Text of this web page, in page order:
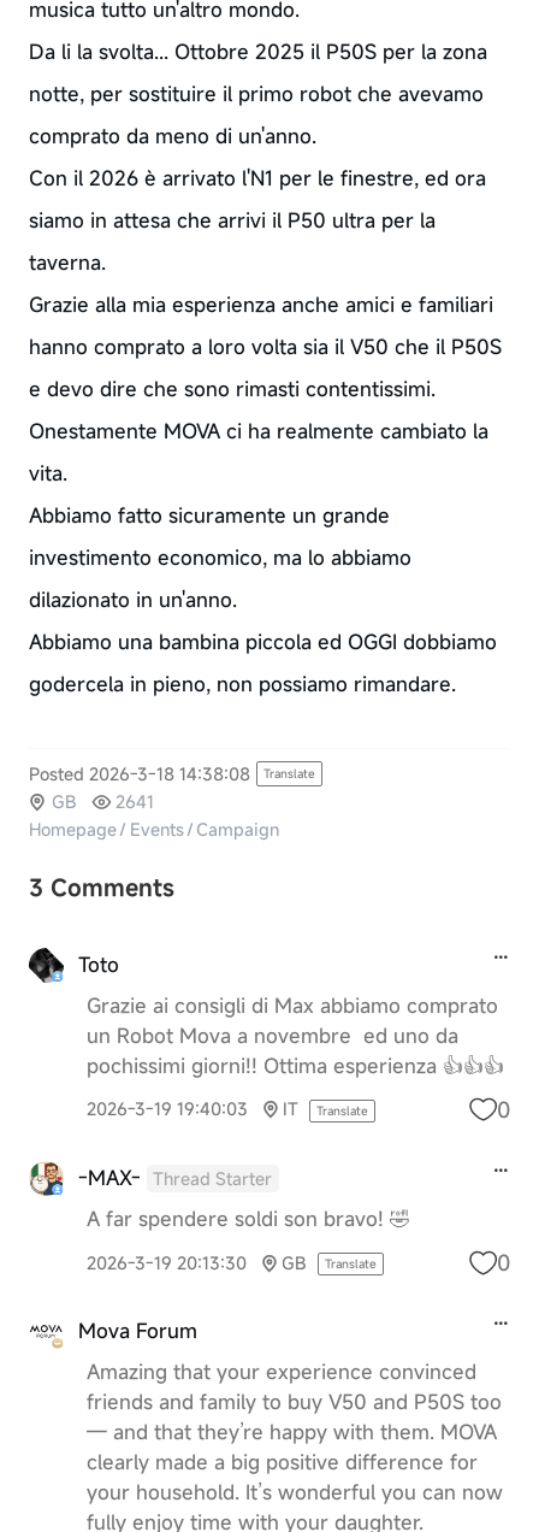
musica tutto un'altro mondo.
Da li la svolta... Ottobre 2025 il P50S per la zona
notte, per sostituire il primo robot che avevamo
comprato da meno di un'anno.
Con il 2026 è arrivato l'N1 per le finestre, ed ora
siamo in attesa che arrivi il P50 ultra per la
taverna.
Grazie alla mia esperienza anche amici e familiari
hanno comprato a loro volta sia il V50 che il P50S
e devo dire che sono rimasti contentissimi.
Onestamente MOVA ci ha realmente cambiato la
vita.
Abbiamo fatto sicuramente un grande
investimento economico, ma lo abbiamo
dilazionato in un'anno.
Abbiamo una bambina piccola ed OGGI dobbiamo
godercela in pieno, non possiamo rimandare.
Posted 2026-3-18 14:38:08 Translate
GB
2641
Homepage/ Events/ Campaign
3 Comments
Toto
Grazie ai consigli di Max abbiamo comprato
un Robot Mova a novembre ed uno da
pochissimi giorni!! Ottima esperienza 👍👍👍
2026-3-19 19:40:03 IT Translate 0
-MAX- Thread Starter
A far spendere soldi son bravo! 🤣
2026-3-19 20:13:30 GB Translate 0
Mova Forum
Amazing that your experience convinced
friends and family to buy V50 and P50S too
— and that they’re happy with them. MOVA
clearly made a big positive difference for
your household. It’s wonderful you can now
fully enjoy time with your daughter.